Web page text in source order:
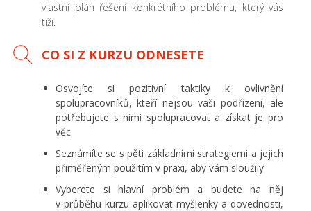
vlastní plán řešení konkrétního problému, který vás
tíží.
CO SI Z KURZU ODNESETE
Osvojíte si pozitivní taktiky k ovlivnění
spolupracovníků, kteří nejsou vaši podřízení, ale
potřebujete s nimi spolupracovat a získat je pro
věc
Seznámíte se s pěti základními strategiemi a jejich
přiměřeným použitím v praxi, aby vám sloužily
Vyberete si hlavní problém a budete na něj
v průběhu kurzu aplikovat myšlenky a dovednosti,